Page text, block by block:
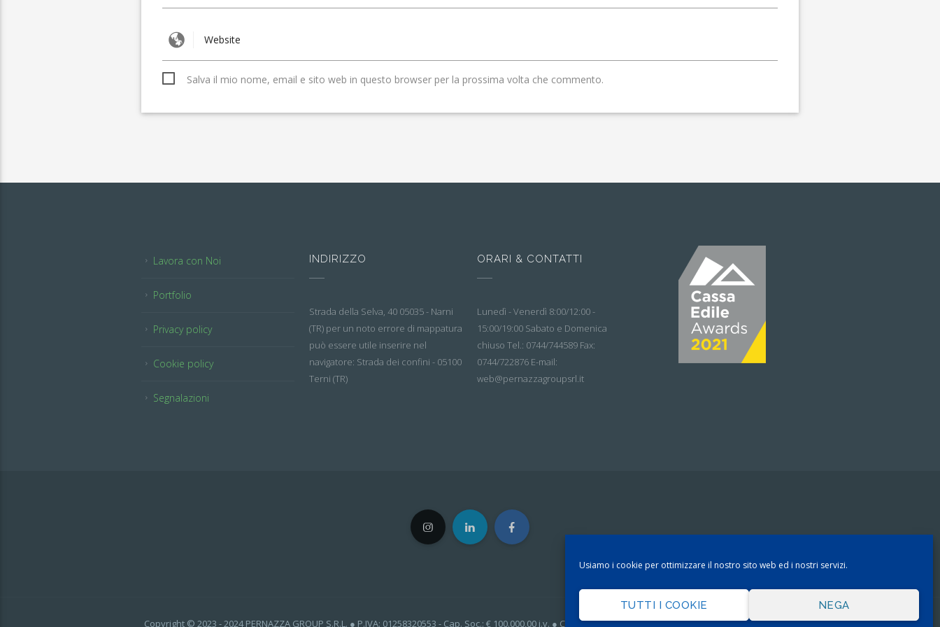
Usiamo i cookie per ottimizzare il nostro sito web ed i nostri servizi.
TUTTI I COOKIE NEGA
Salva il mio nome, email e sito web in questo browser per la prossima volta che commento.
Lavora con Noi
Portfolio
Privacy policy
Cookie policy
Segnalazioni
INDIRIZZO
Strada della Selva, 40 05035 - Narni
(TR) per un noto errore di mappatura
può essere utile inserire nel
navigatore: Strada dei confini - 05100
Terni (TR)
ORARI & CONTATTI
Lunedì - Venerdì 8:00/12:00 -
15:00/19:00 Sabato e Domenica
chiuso Tel.: 0744/744589 Fax:
0744/722876 E-mail:
web@pernazzagroupsrl.it
Copyright © 2023 - 2024 PERNAZZA GROUP S.R.L. ● P.IVA: 01258320553 - Cap. Soc.: € 100.000,00 i.v. ● Created byEC - Comunicazione & Marketing●Designed